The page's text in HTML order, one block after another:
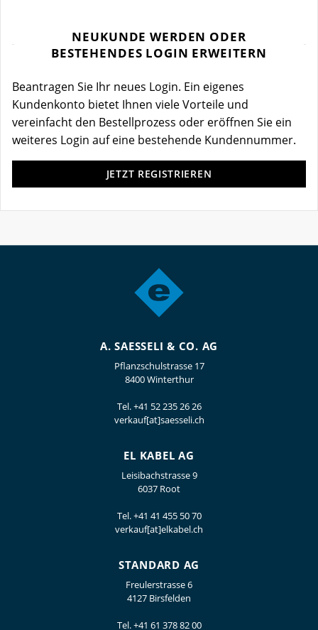
NEUKUNDE WERDEN ODER
BESTEHENDES LOGIN ERWEITERN
Beantragen Sie Ihr neues Login. Ein eigenes
Kundenkonto bietet Ihnen viele Vorteile und
vereinfacht den Bestellprozess oder eröffnen Sie ein
weiteres Login auf eine bestehende Kundennummer.
JETZT REGISTRIEREN
A. SAESSELI & CO. AG
Pflanzschulstrasse 17
8400 Winterthur
Tel.+41 52 235 26 26
verkauf[at]saesseli.ch
EL KABEL AG
Leisibachstrasse 9
6037 Root
Tel.+41 41 455 50 70
verkauf[at]elkabel.ch
STANDARD AG
Freulerstrasse 6
4127 Birsfelden
Tel.+41 61 378 82 00